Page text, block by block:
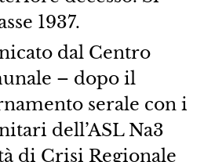
1937.
dal Centro
– dopo il
serale con i
dell’​ASL Na3
di Crisi Regionale